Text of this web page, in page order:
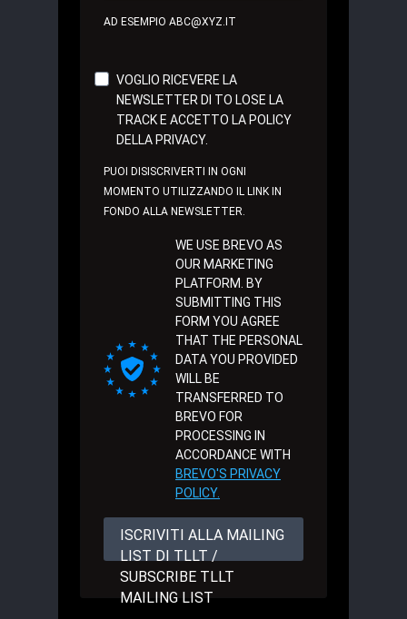
AD ESEMPIO ABC@XYZ.IT
VOGLIO RICEVERE LA
NEWSLETTER DI TO LOSE LA
TRACK E ACCETTO LA POLICY
DELLA PRIVACY.
PUOI DISISCRIVERTI IN OGNI
MOMENTO UTILIZZANDO IL LINK IN
FONDO ALLA NEWSLETTER.
WE USE BREVO AS
OUR MARKETING
PLATFORM. BY
SUBMITTING THIS
FORM YOU AGREE
THAT THE PERSONAL
DATA YOU PROVIDED
WILL BE
TRANSFERRED TO
BREVO FOR
PROCESSING IN
ACCORDANCE WITH
BREVO'S PRIVACY
POLICY.
ISCRIVITI ALLA MAILING
LIST DI TLLT /
SUBSCRIBE TLLT
MAILING LIST